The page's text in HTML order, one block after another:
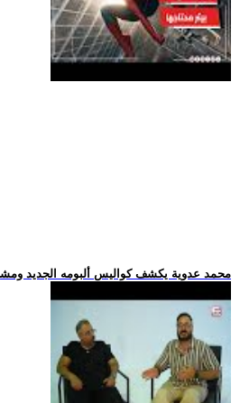
.. محمد عدوية يكشف كواليس ألبومه الجديد